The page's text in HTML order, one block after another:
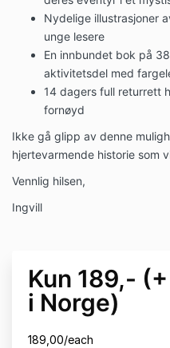
Nydelige illustrasjoner
unge lesere
En innbundet bok på
aktivitetsdel med
14 dagers full returrett
fornøyd
Ikke gå glipp av denne
hjertevarmende historie som
Vennlig hilsen,
Ingvill
Kun 189,-
i Norge)
189,00/each